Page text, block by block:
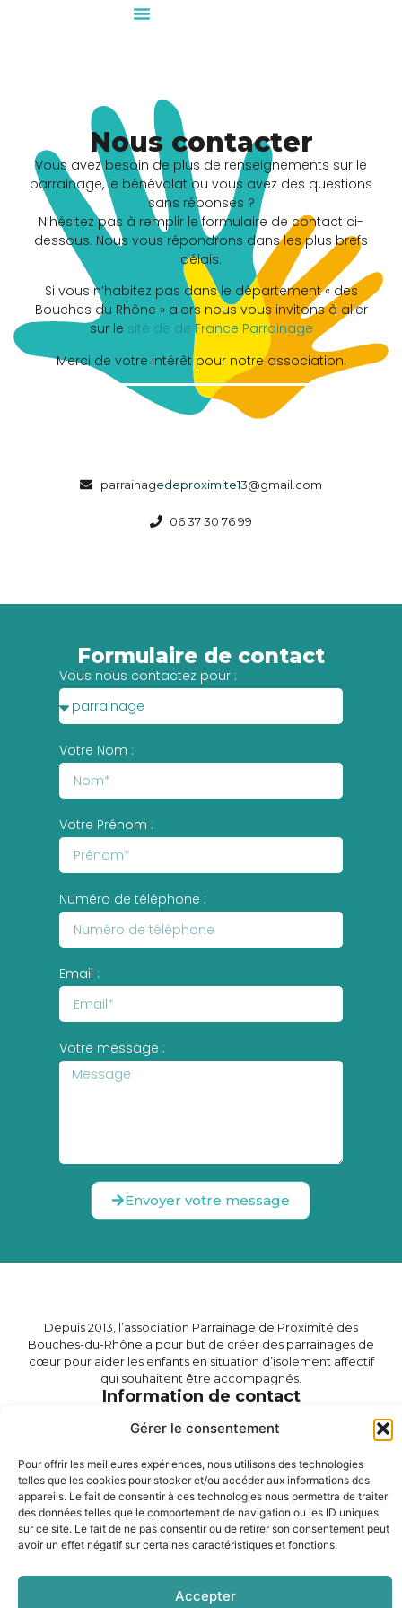
Gérer le consentement
Pour offrir les meilleures expériences, nous utilisons des technologies
telles que les cookies pour stocker et/ou accéder aux informations des
appareils. Le fait de consentir à ces technologies nous permettra de traiter
des données telles que le comportement de navigation ou les ID uniques
sur ce site. Le fait de ne pas consentir ou de retirer son consentement peut
avoir un effet négatif sur certaines caractéristiques et fonctions.
Accepter
Nous contacter
Vous avez besoin de plus de renseignements sur le
parrainage, le bénévolat ou vous avez des questions
sans réponses ?
N’hésitez pas à remplir le formulaire de contact ci-
dessous. Nous vous répondrons dans les plus brefs
délais.
Si vous n’habitez pas dans le département « des
Bouches du Rhône » alors nous vous invitons à aller
sur le site de de France Parrainage
Merci de votre intérêt pour notre association.
parrainagedeproximite13@gmail.com
06 37 30 76 99
Formulaire de contact
Vous nous contactez pour :
Votre Nom :
Votre Prénom :
Numéro de téléphone :
Email :
Votre message :
Envoyer votre message
Depuis 2013, l’association Parrainage de Proximité des
Bouches-du-Rhône a pour but de créer des parrainages de
cœur pour aider les enfants en situation d’isolement affectif
qui souhaitent être accompagnés.
Mention légales
Mentions légales
Politique de confidentialité
Politique de cookies (UE)
Faire un don
Information de contact
Téléphone : (33) 6 37 30 76 99
143 Avenue des Chutes Lavie, 13013 Marseille